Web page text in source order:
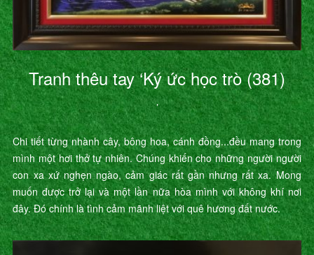
Tranh thêu tay ‘Ký ức học trò (381)
’
Chi tiết từng nhành cây, bông hoa, cánh đồng...đều mang trong
mình một hơi thở tự nhiên. Chúng khiến cho những người người
con xa xứ nghẹn ngào, cảm giác rất gần nhưng rất xa. Mong
muốn được trở lại và một lần nữa hòa mình với không khí nơi
đây. Đó chính là tình cảm mãnh liệt với quê hương đất nước.